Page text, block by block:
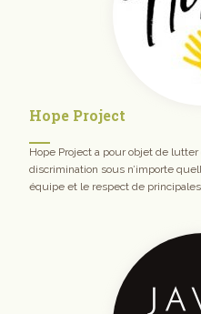
Hope Project
Hope Project a pour objet de
discrimination sous n’importe
équipe et le respect de